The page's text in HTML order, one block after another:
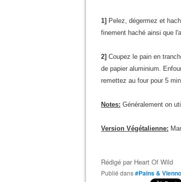
1] Pelez, dégermez et
finement haché ainsi que
2] Coupez le pain en
de papier aluminium.
remettez au four pour 5
Notes: Généralement on
Version Végétalienne:
Rédigé par Heart Of Wild
Publié dans#Pains &